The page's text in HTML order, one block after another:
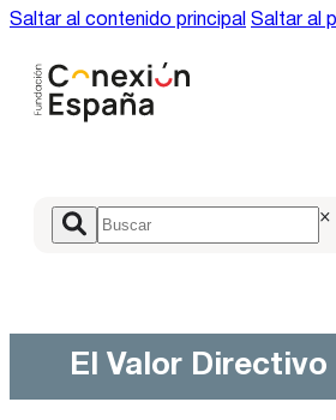
Saltar al contenido principal Saltar al
×
El Valor